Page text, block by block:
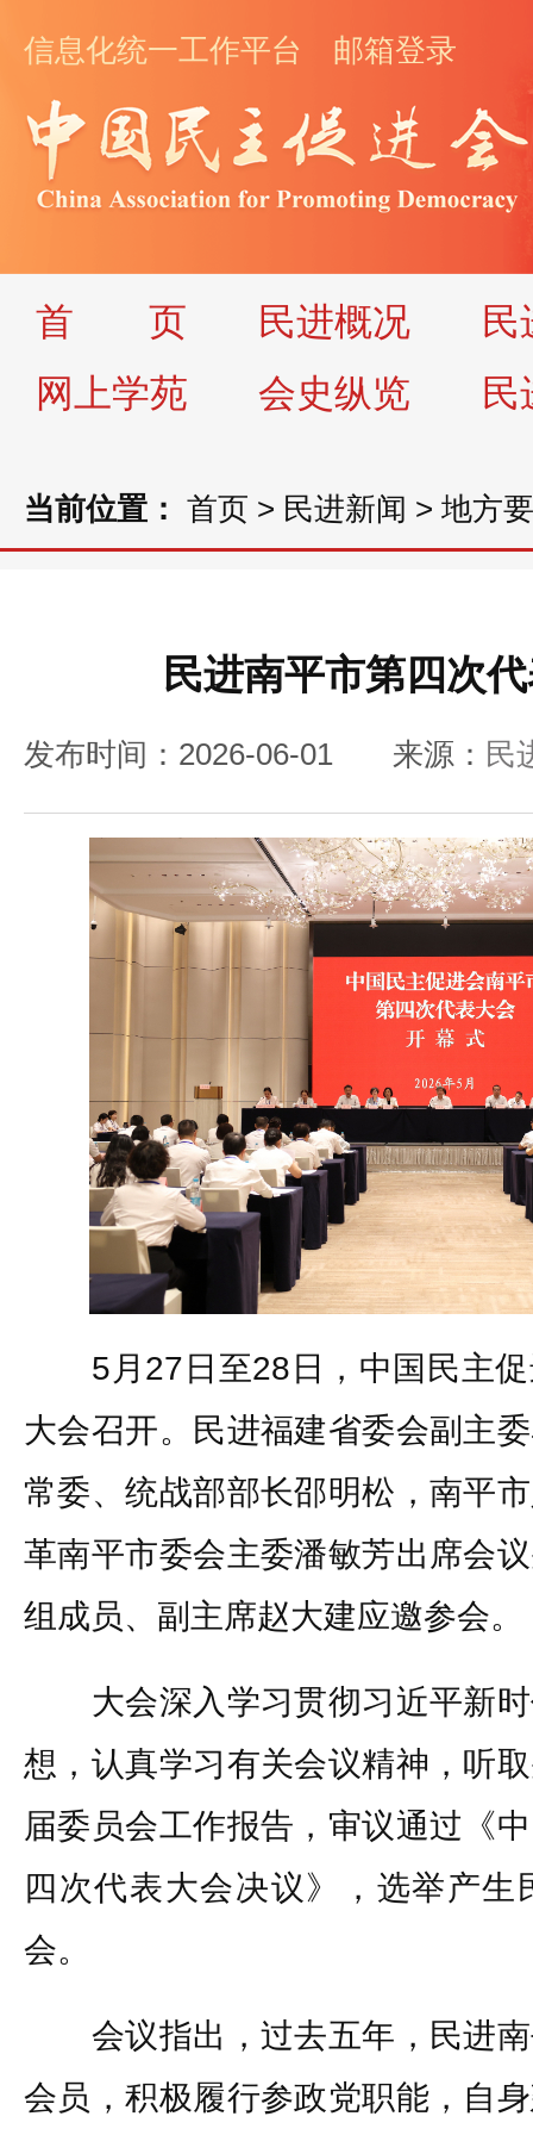
信息化统一工作平台 邮箱登录
首 页 民进概况
民
网上学苑
会史纵览 民
当前位置： 首页 > 民进新闻 > 地方
民进南平市第四次
发布时间：2026-06-01 来源： 民
5月27日至28日，中国民主促
大会召开。民进福建省委会副主
常委、统战部部长邵明松，南平
革南平市委会主委潘敏芳出席会
组成员、副主席赵大建应邀参会。
大会深入学习贯彻习近平新时
想，认真学习有关会议精神，听
届委员会工作报告，审议通过《
四次代表大会决议》，选举产
会。
会议指出，过去五年，民进南
会员，积极履行参政党职能，自